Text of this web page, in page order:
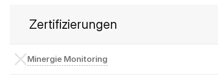
Zertifizierungen
Minergie Monitoring